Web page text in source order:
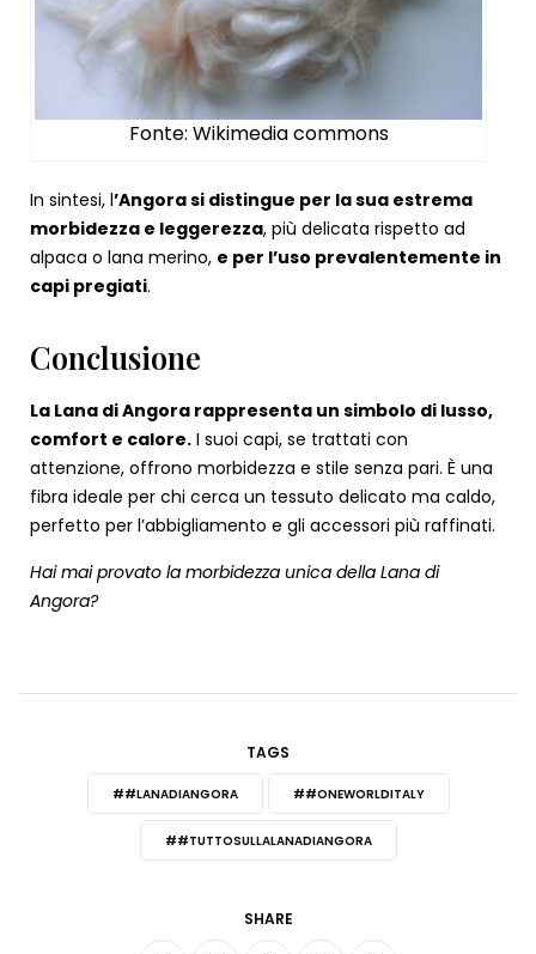
Fonte: Wikimedia commons
In sintesi, l’Angora si distingue per la sua estrema
morbidezza e leggerezza, più delicata rispetto ad
alpaca o lana merino, e per l’uso prevalentemente in
capi pregiati.
Conclusione
La Lana di Angora rappresenta un simbolo di lusso,
comfort e calore. I suoi capi, se trattati con
attenzione, offrono morbidezza e stile senza pari. È una
fibra ideale per chi cerca un tessuto delicato ma caldo,
perfetto per l’abbigliamento e gli accessori più raffinati.
Hai mai provato la morbidezza unica della Lana di
Angora?
TAGS
##LANADIANGORA ##ONEWORLDITALY
##TUTTOSULLALANADIANGORA
SHARE